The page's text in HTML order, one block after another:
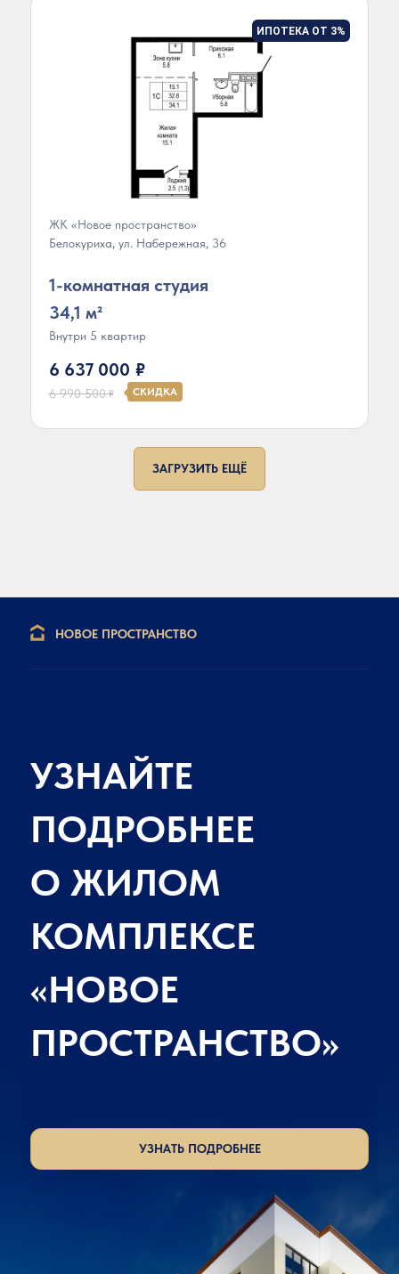
ИПОТЕКА ОТ 3%
ЖК «Новое пространство»
Белокуриха, ул. Набережная, 36
1-комнатная студия
34,1 м²
Внутри 5 квартир
6 637 000 ₽
6 990 500 ₽ СКИДКА
ЗАГРУЗИТЬ ЕЩЁ
УЗНАЙТЕ
ПОДРОБНЕЕ
О ЖИЛОМ
КОМПЛЕКСЕ
«НОВОЕ
ПРОСТРАНСТВО»
УЗНАТЬ ПОДРОБНЕЕ
НОВОЕ ПРОСТРАНСТВО